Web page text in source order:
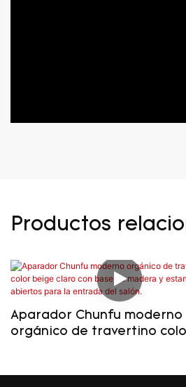
Productos
Aparador Chunfu moderno
orgánico de travertino